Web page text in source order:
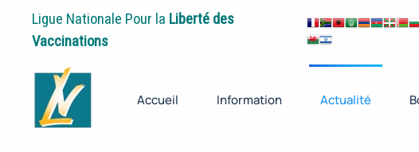
Ligue Nationale Pour la Liberté des
Vaccinations
Accueil Information Actualité